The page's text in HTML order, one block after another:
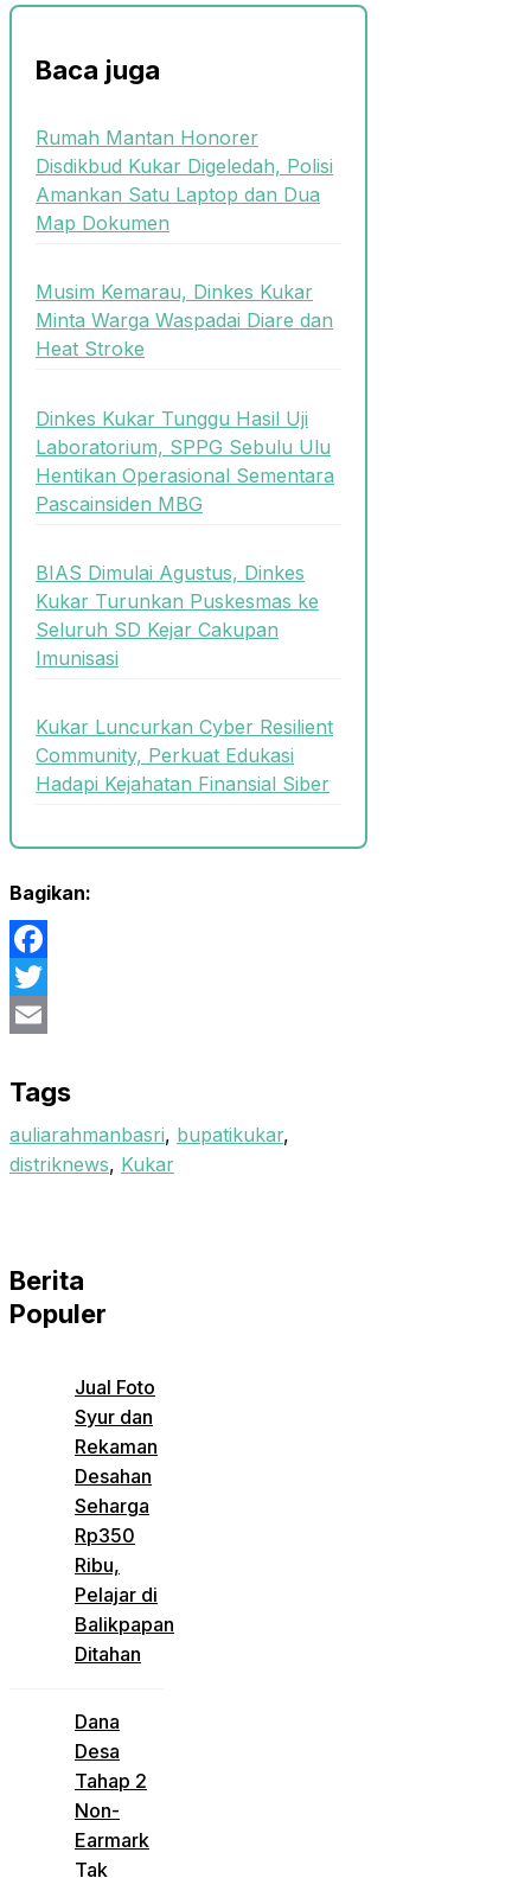
Baca juga
Rumah Mantan Honorer
Disdikbud Kukar Digeledah, Polisi
Amankan Satu Laptop dan Dua
Map Dokumen
Musim Kemarau, Dinkes Kukar
Minta Warga Waspadai Diare dan
Heat Stroke
Dinkes Kukar Tunggu Hasil Uji
Laboratorium, SPPG Sebulu Ulu
Hentikan Operasional Sementara
Pascainsiden MBG
BIAS Dimulai Agustus, Dinkes
Kukar Turunkan Puskesmas ke
Seluruh SD Kejar Cakupan
Imunisasi
Kukar Luncurkan Cyber Resilient
Community, Perkuat Edukasi
Hadapi Kejahatan Finansial Siber
Bagikan:
Facebook
Twitter
Tags
auliarahmanbasri, bupatikukar,
distriknews, Kukar
Berita
Populer
Jual Foto
Syur dan
Rekaman
Desahan
Seharga
Rp350
Ribu,
Pelajar di
Balikpapan
Ditahan
Dana
Desa
Tahap 2
Non-
Earmark
Tak